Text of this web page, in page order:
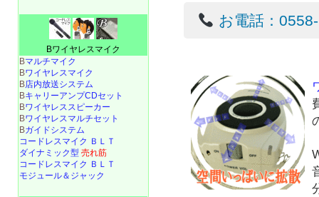
お電話：
Bワイヤレスマイク
Bマルチマイク
Bワイヤレスマイク
B店内放送システム
BキャリーアンプCDセット
Bワイヤレススピーカー
Bワイヤレスマルチセット
Bガイドシステム
コードレスマイク ＢＬＴ
ダイナミック型 売れ筋
コードレスマイク ＢＬＴ
モジュール＆ジャック